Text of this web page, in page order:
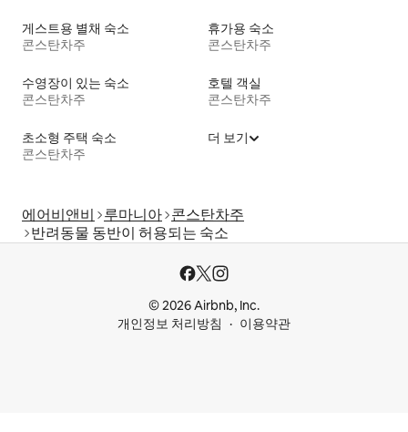
게스트용 별채 숙소
콘스탄차주
휴가용 숙소
콘스탄차주
수영장이 있는 숙소
콘스탄차주
호텔 객실
콘스탄차주
초소형 주택 숙소
콘스탄차주
더 보기
에어비앤비 루마니아 콘스탄차주
반려동물 동반이 허용되는 숙소
© 2026 Airbnb, Inc.
개인정보 처리방침
이용약관